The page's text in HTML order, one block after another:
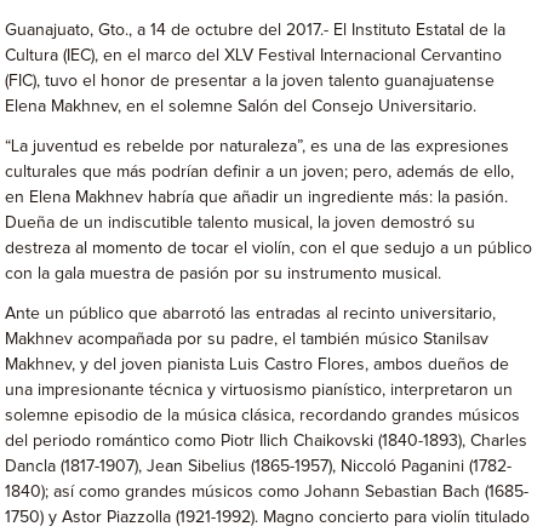
Guanajuato, Gto., a 14 de octubre del 2017.- El Instituto Estatal de la
Cultura (IEC), en el marco del XLV Festival Internacional Cervantino
(FIC), tuvo el honor de presentar a la joven talento guanajuatense
Elena Makhnev, en el solemne Salón del Consejo Universitario.
“La juventud es rebelde por naturaleza”, es una de las expresiones
culturales que más podrían definir a un joven; pero, además de ello,
en Elena Makhnev habría que añadir un ingrediente más: la pasión.
Dueña de un indiscutible talento musical, la joven demostró su
destreza al momento de tocar el violín, con el que sedujo a un público
con la gala muestra de pasión por su instrumento musical.
Ante un público que abarrotó las entradas al recinto universitario,
Makhnev acompañada por su padre, el también músico Stanilsav
Makhnev, y del joven pianista Luis Castro Flores, ambos dueños de
una impresionante técnica y virtuosismo pianístico, interpretaron un
solemne episodio de la música clásica, recordando grandes músicos
del periodo romántico como Piotr Ilich Chaikovski (1840-1893), Charles
Dancla (1817-1907), Jean Sibelius (1865-1957), Niccoló Paganini (1782-
1840); así como grandes músicos como Johann Sebastian Bach (1685-
1750) y Astor Piazzolla (1921-1992). Magno concierto para violín titulado